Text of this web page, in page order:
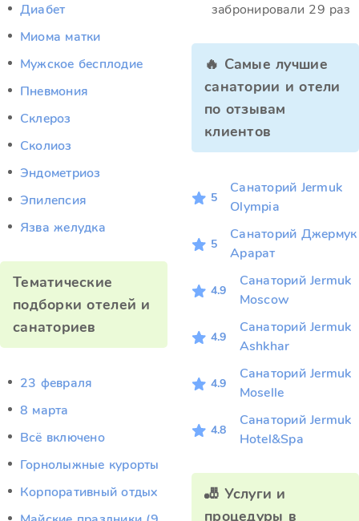
Диабет
Миома матки
Мужское бесплодие
Пневмония
Склероз
Сколиоз
Эндометриоз
Эпилепсия
Язва желудка
Тематические
подборки отелей и
санаториев
23 февраля
8 марта
Всё включено
Горнолыжные курорты
Корпоративный отдых
забронировали 29 раз
🔥 Самые лучшие
санатории и отели
по отзывам
клиентов
5
Санаторий Jermuk
Olympia
5
Санаторий Джермук
Арарат
4.9
Санаторий Jermuk
Moscow
4.9
Санаторий Jermuk
Ashkhar
4.9
Санаторий Jermuk
Moselle
4.8
Санаторий Jermuk
Hotel&Spa
🎳 Услуги и
процедуры в